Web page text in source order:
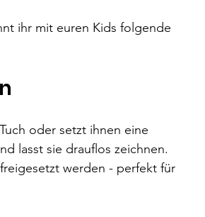
ihr mit euren Kids folgende
oder setzt ihnen eine
lasst sie drauflos zeichnen.
werden - perfekt für